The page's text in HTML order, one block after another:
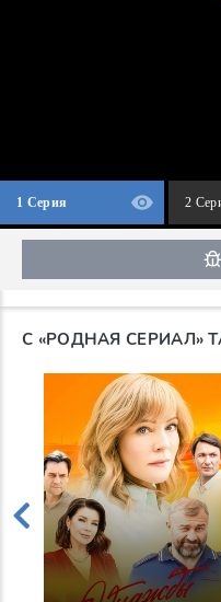
1 Серия 2
С «РОДНАЯ СЕРИАЛ»